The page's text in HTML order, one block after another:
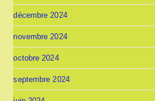
décembre 2024
novembre 2024
octobre 2024
septembre 2024